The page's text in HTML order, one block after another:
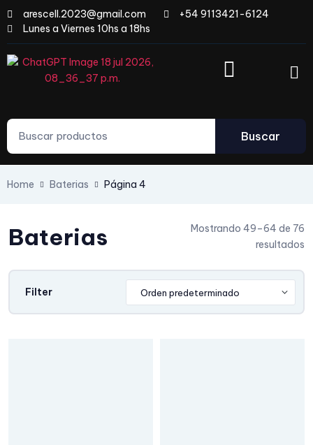
arescell.2023@gmail.com
+54 9113421-6124
Lunes a Viernes 10hs a 18hs
Buscar
Home Baterias Página 4
Baterias
Mostrando 49–64 de 76
resultados
Filter